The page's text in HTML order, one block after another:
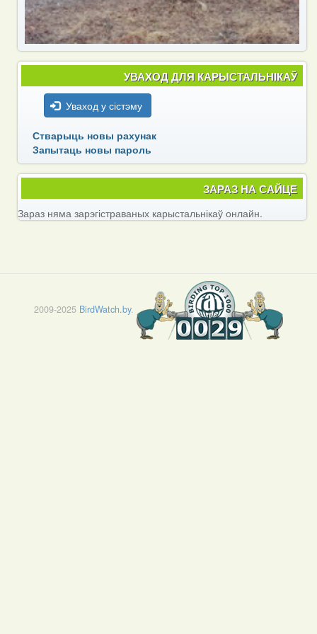
УВАХОД ДЛЯ КАРЫСТАЛЬНІКАЎ
Уваход у сістэму
Стварыць новы рахунак
Запытаць новы пароль
ЗАРАЗ НА САЙЦЕ
Зараз няма зарэгістраваных карыстальнікаў онлайн.
2009-2025 BirdWatch.by.